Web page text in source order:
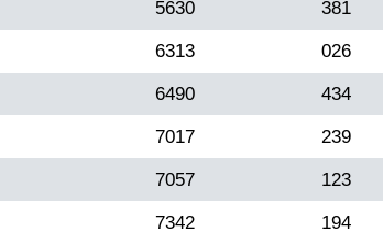
5630 381
6313 026
6490 434
7017 239
7057 123
7342 194